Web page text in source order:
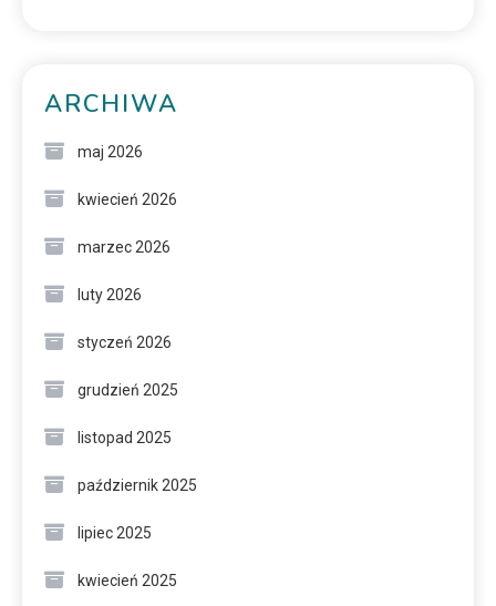
ARCHIWA
maj 2026
kwiecień 2026
marzec 2026
luty 2026
styczeń 2026
grudzień 2025
listopad 2025
październik 2025
lipiec 2025
kwiecień 2025